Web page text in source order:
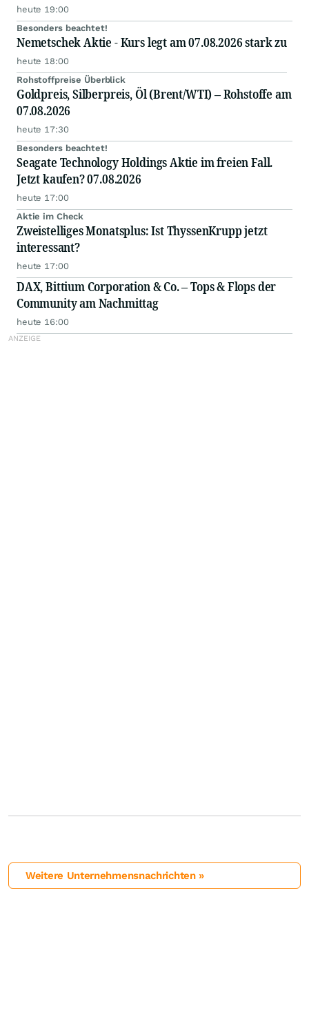
heute 19:00
Besonders beachtet!
Nemetschek Aktie - Kurs legt am 07.08.2026 stark zu
heute 18:00
Rohstoffpreise Überblick
Goldpreis, Silberpreis, Öl (Brent/WTI) – Rohstoffe am
07.08.2026
heute 17:30
Besonders beachtet!
Seagate Technology Holdings Aktie im freien Fall.
Jetzt kaufen? 07.08.2026
heute 17:00
Aktie im Check
Zweistelliges Monatsplus: Ist ThyssenKrupp jetzt
interessant?
heute 17:00
DAX, Bittium Corporation & Co. – Tops & Flops der
Community am Nachmittag
heute 16:00
Weitere Unternehmensnachrichten »